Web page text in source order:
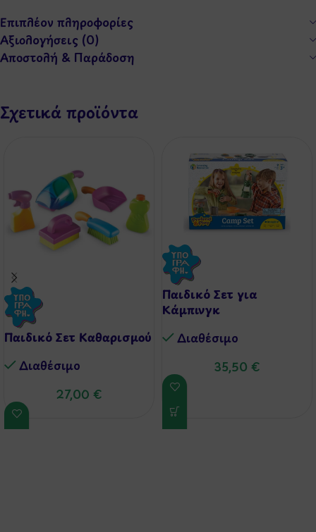
Επιπλέον πληροφορίες
Αξιολογήσεις (0)
Αποστολή & Παράδοση
Σχετικά προϊόντα
Παιδικό Σετ Καθαρισμού
Διαθέσιμo
27,00 €
Παιδικό Σετ για
Κάμπινγκ
Διαθέσιμo
35,50 €